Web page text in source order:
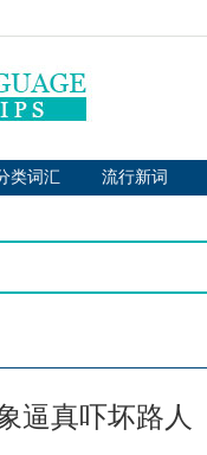
类词汇 流行新词
逼真吓坏路人